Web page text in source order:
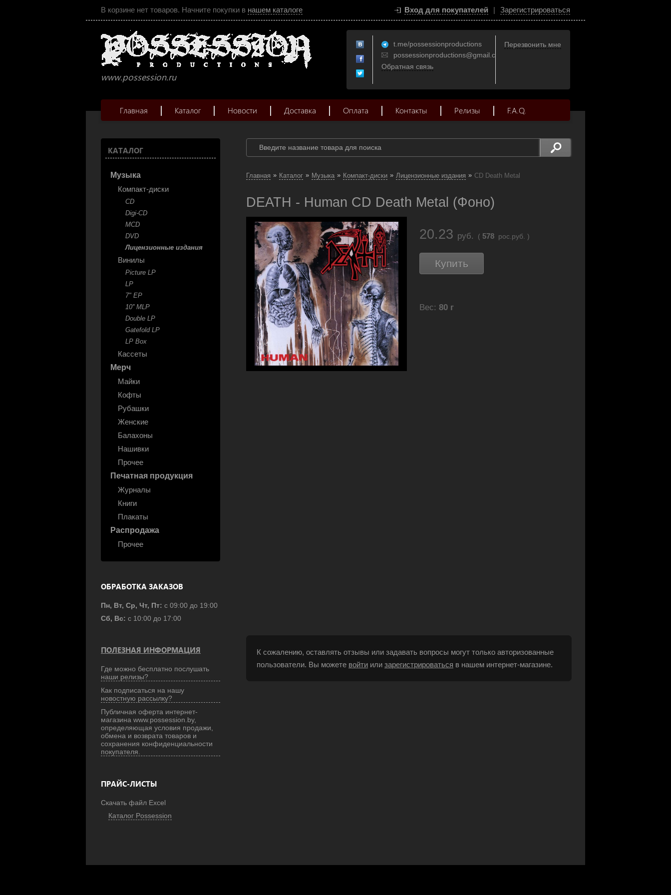
В корзине нет товаров. Начните покупки в нашем каталоге Вход для покупателей | Зарегистрироваться
www.possession.ru
t.me/possessionproductions
possessionproductions@gmail.com
Обратная связь
Перезвонить мне
Главная Каталог Новости Доставка Оплата Контакты Релизы F.A.Q.
КАТАЛОГ
Музыка
Компакт-диски
CD
Digi-CD
MCD
DVD
Лицензионные издания
Винилы
Picture LP
LP
7" EP
10'' MLP
Double LP
Gatefold LP
LP Box
Кассеты
Мерч
Майки
Кофты
Рубашки
Женские
Балахоны
Нашивки
Прочее
Печатная продукция
Журналы
Книги
Плакаты
Распродажа
Прочее
ОБРАБОТКА ЗАКАЗОВ
Пн, Вт, Ср, Чт, Пт: с 09:00 до 19:00
Сб, Вс: с 10:00 до 17:00
ПОЛЕЗНАЯ ИНФОРМАЦИЯ
Где можно бесплатно послушать
наши релизы?
Как подписаться на нашу
новостную рассылку?
Публичная оферта интернет-
магазина www.possession.by,
определяющая условия продажи,
обмена и возврата товаров и
сохранения конфиденциальности
покупателя.
ПРАЙС-ЛИСТЫ
Скачать файл Excel
Каталог Possession
Главная » Каталог » Музыка » Компакт-диски » Лицензионные издания » CD Death Metal
DEATH - Human CD Death Metal (Фоно)
20.23 руб. ( 578 рос.руб. )
Купить
Вес: 80 г
К сожалению, оставлять отзывы или задавать вопросы могут только авторизованные
пользователи. Вы можете войти или зарегистрироваться в нашем интернет-магазине.